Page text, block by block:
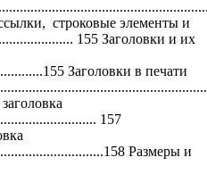
строковые элементы и
155 Заголовки и их
Заголовки в печати
157
Размеры и